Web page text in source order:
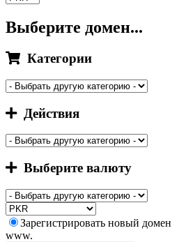
Выберите домен...
Категории
Действия
Выберите валюту
Зарегистрировать новый домен
www.